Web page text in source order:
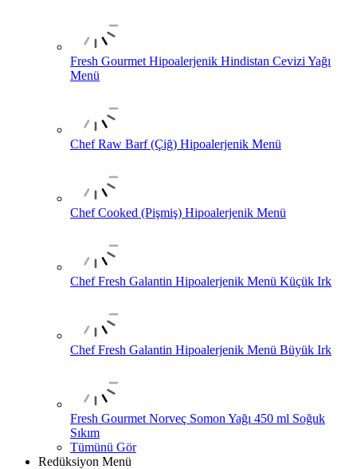
Fresh Gourmet Hipoalerjenik Hindistan Cevizi Yağı
Menü
Chef Raw Barf (Çiğ) Hipoalerjenik Menü
Chef Cooked (Pişmiş) Hipoalerjenik Menü
Chef Fresh Galantin Hipoalerjenik Menü Küçük Irk
Chef Fresh Galantin Hipoalerjenik Menü Büyük Irk
Fresh Gourmet Norveç Somon Yağı 450 ml Soğuk
Sıkım
Tümünü Gör
Redüksiyon Menü